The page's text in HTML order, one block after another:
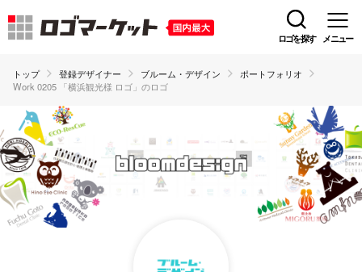
ロゴを探す メニュー
トップ 登録デザイナー ブルーム・デザイン
ポートフォリオ
Work 0205 「横浜観光様 ロゴ」のロゴ